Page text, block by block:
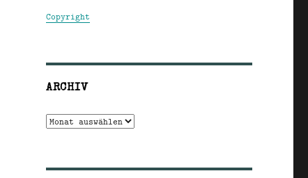
Copyright
ARCHIV
Archiv